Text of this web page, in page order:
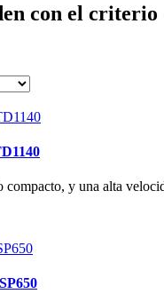
con el criterio
y una alta